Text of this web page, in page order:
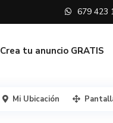
679 423
Crea tu anuncio GRATIS
Mi Ubicación